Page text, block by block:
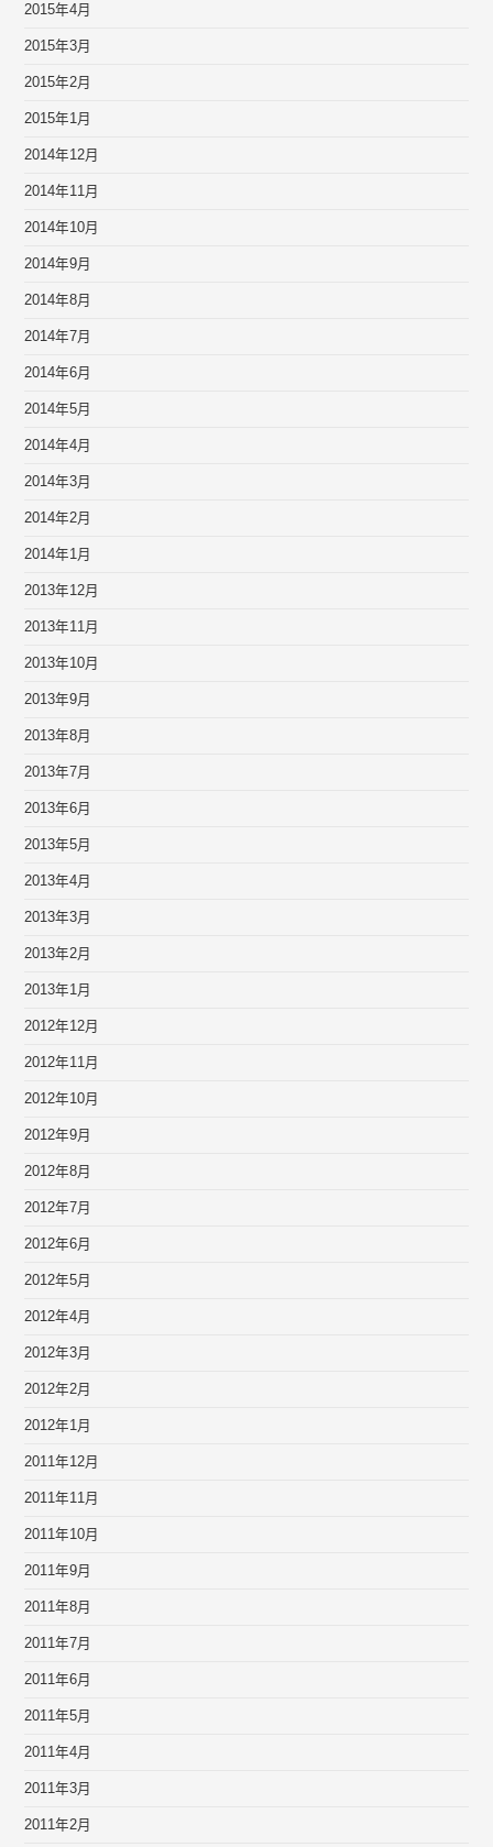
2015年4月
2015年3月
2015年2月
2015年1月
2014年12月
2014年11月
2014年10月
2014年9月
2014年8月
2014年7月
2014年6月
2014年5月
2014年4月
2014年3月
2014年2月
2014年1月
2013年12月
2013年11月
2013年10月
2013年9月
2013年8月
2013年7月
2013年6月
2013年5月
2013年4月
2013年3月
2013年2月
2013年1月
2012年12月
2012年11月
2012年10月
2012年9月
2012年8月
2012年7月
2012年6月
2012年5月
2012年4月
2012年3月
2012年2月
2012年1月
2011年12月
2011年11月
2011年10月
2011年9月
2011年8月
2011年7月
2011年6月
2011年5月
2011年4月
2011年3月
2011年2月